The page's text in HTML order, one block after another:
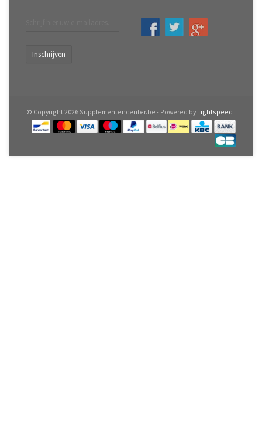
Inschrijven
© Copyright 2026 Supplementencenter.be - Powered by Lightspeed